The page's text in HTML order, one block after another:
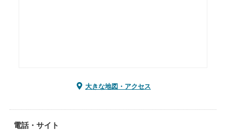
大きな地図・アクセス
電話・サイト